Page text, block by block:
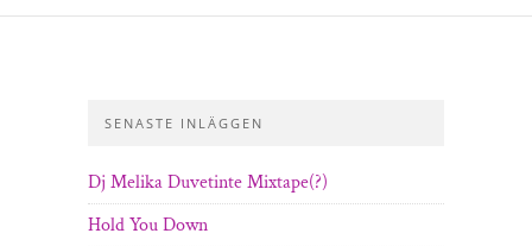
SENASTE INLÄGGEN
Dj Melika Duvetinte Mixtape(?)
Hold You Down